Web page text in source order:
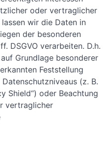
oder vertraglicher
wir die Daten in
der besonderen
DSGVO verarbeiten. D.h.
Grundlage besonderer
Feststellung
(z. B.
Shield“) oder Beachtung
vertraglicher